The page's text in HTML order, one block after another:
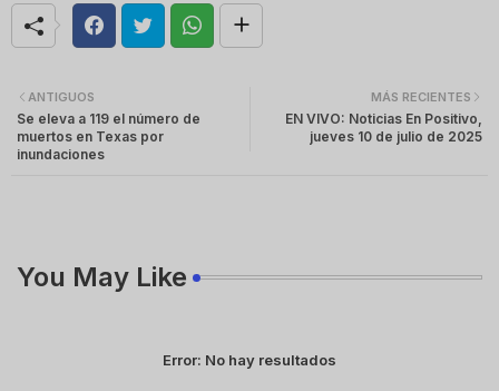
MÁS RECIENTES
EN VIVO: Noticias En Positivo,
jueves 10 de julio de 2025
ANTIGUOS
Se eleva a 119 el número de
muertos en Texas por
inundaciones
You May Like
Error: No hay resultados